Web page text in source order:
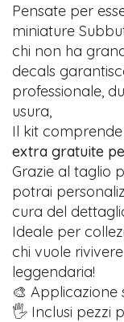
Pensate per
miniature
chi non ha
decals
professionale,
usura,
Il kit
extra gratuite
Grazie al taglio
potrai
cura del
Ideale per
chi vuole
leggendaria!
🎨 Applicazione
🖐️ Inclusi pezzi